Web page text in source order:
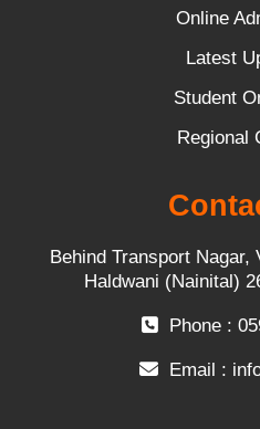
Online
Latest
Student
Regional
Behind Transport
Haldwani (Nainital)
Phone :
Email :